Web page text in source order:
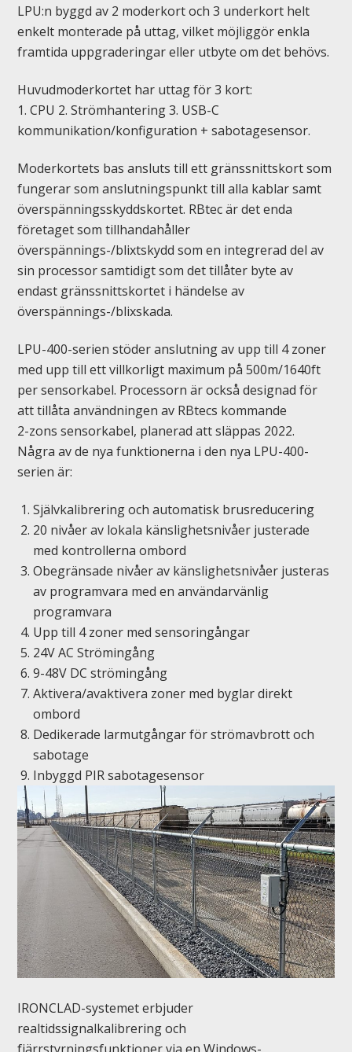
LPU:n byggd av 2 moderkort och 3 underkort helt
enkelt monterade på uttag, vilket möjliggör enkla
framtida uppgraderingar eller utbyte om det behövs.
Huvudmoderkortet har uttag för 3 kort:
1. CPU 2. Strömhantering 3. USB-C
kommunikation/konfiguration + sabotagesensor.
Moderkortets bas ansluts till ett gränssnittskort som
fungerar som anslutningspunkt till alla kablar samt
överspänningsskyddskortet. RBtec är det enda
företaget som tillhandahåller
överspännings-/blixtskydd som en integrerad del av
sin processor samtidigt som det tillåter byte av
endast gränssnittskortet i händelse av
överspännings-/blixskada.
LPU-400-serien stöder anslutning av upp till 4 zoner
med upp till ett villkorligt maximum på 500m/1640ft
per sensorkabel. Processorn är också designad för
att tillåta användningen av RBtecs kommande
2-zons sensorkabel, planerad att släppas 2022.
Några av de nya funktionerna i den nya LPU-400-
serien är:
Självkalibrering och automatisk brusreducering
20 nivåer av lokala känslighetsnivåer justerade
med kontrollerna ombord
Obegränsade nivåer av känslighetsnivåer justeras
av programvara med en användarvänlig
programvara
Upp till 4 zoner med sensoringångar
24V AC Strömingång
9-48V DC strömingång
Aktivera/avaktivera zoner med byglar direkt
ombord
Dedikerade larmutgångar för strömavbrott och
sabotage
Inbyggd PIR sabotagesensor
IRONCLAD-systemet erbjuder
realtidssignalkalibrering och